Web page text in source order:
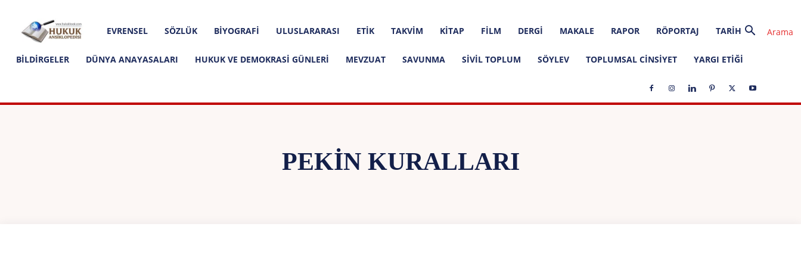
Hukuk
Ansiklopedisi
EVRENSEL SÖZLÜK BIYOGRAFI ULUSLARARASI ETIK TAKVIM KITAP FILM DERGI MAKALE RAPOR RÖPORTAJ TARIH
BILDIRGELER DÜNYA ANAYASALARI HUKUK VE DEMOKRASI GÜNLERI MEVZUAT SAVUNMA SIVIL TOPLUM SÖYLEV TOPLUMSAL CINSIYET YARGI ETIĞI
PEKIN KURALLARI